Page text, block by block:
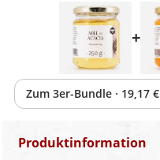
+
Zum 3er-Bundle · 19,17 €
Produktinformation